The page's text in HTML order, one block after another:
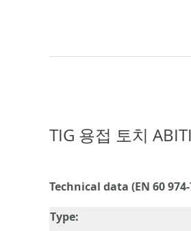
TIG 용접 토치
Technical data (EN 60
Type: